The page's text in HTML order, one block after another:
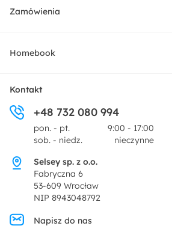
Meble
Dekoracje i akcesoria
Promocje
Zamówienia
Dostawa
Zwroty
Pytania i odpowiedzi
Homebook
O nas
Centrum prasowe
Regulamin
Polityka prywatności
Kontakt
+48 732 080 994
pon. - pt.
9:00 - 17:00
sob. - niedz.
nieczynne
Selsey sp. z o.o.
Fabryczna 6
53-609 Wrocław
NIP 8943048792
Napisz do nas